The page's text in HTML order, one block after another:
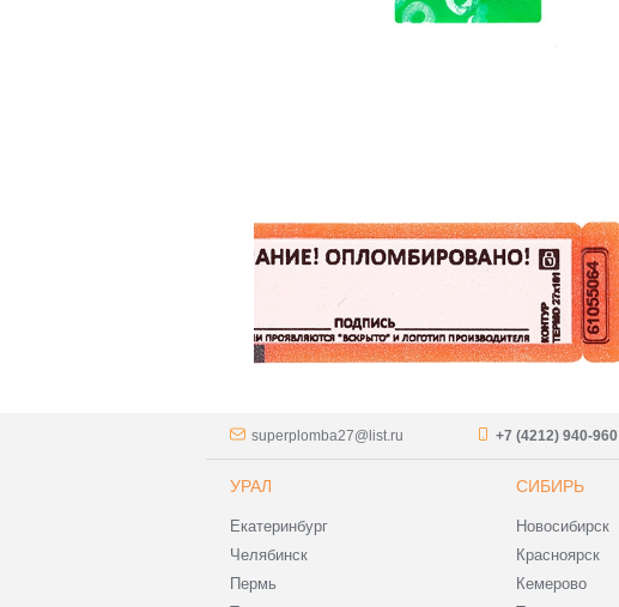
superplomba27@list.ru +7 (4212) 940-960
УРАЛ
Екатеринбург
Челябинск
Пермь
СИБИРЬ
Новосибирск
Красноярск
Кемерово